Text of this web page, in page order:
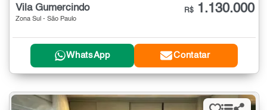
Vila Gumercindo
Zona Sul - São Paulo
R$ 1.130.000
WhatsApp Contatar